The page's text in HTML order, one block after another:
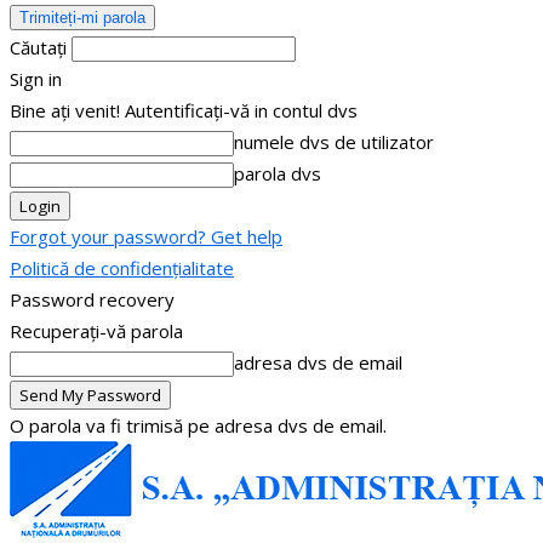
Căutați
Sign in
Bine ați venit! Autentificați-vă in contul dvs
numele dvs de utilizator
parola dvs
Forgot your password? Get help
Politică de confidențialitate
Password recovery
Recuperați-vă parola
adresa dvs de email
O parola va fi trimisă pe adresa dvs de email.